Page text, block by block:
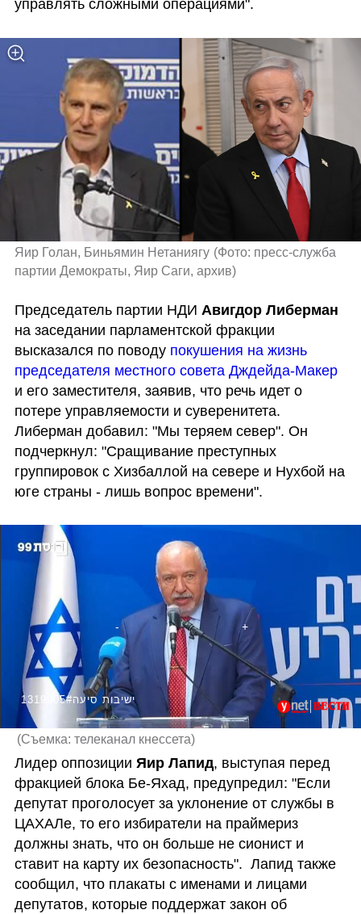
управлять сложными операциями".
Яир Голан, Биньямин Нетаниягу (Фото: пресс-служба
партии Демократы, Яир Саги, архив)
Председатель партии НДИ Авигдор Либерман
на заседании парламентской фракции
высказался по поводу покушения на жизнь
председателя местного совета Дждейда-Макер
и его заместителя, заявив, что речь идет о
потере управляемости и суверенитета.
Либерман добавил: "Мы теряем север". Он
подчеркнул: "Сращивание преступных
группировок с Хизбаллой на севере и Нухбой на
юге страны - лишь вопрос времени".
1319905#ישיבות סיעה
(Съемка: телеканал кнессета)
Лидер оппозиции Яир Лапид, выступая перед
фракцией блока Бе-Яхад, предупредил: "Если
депутат проголосует за уклонение от службы в
ЦАХАЛе, то его избиратели на праймериз
должны знать, что он больше не сионист и
ставит на карту их безопасность".  Лапид также
сообщил, что плакаты с именами и лицами
депутатов, которые поддержат закон об